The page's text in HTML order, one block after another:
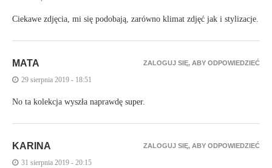
Ciekawe zdjęcia, mi się podobają, zarówno klimat zdjęć jak i stylizacje.
MATA
29 sierpnia 2019 - 18:51
No ta kolekcja wyszła naprawdę super.
ZALOGUJ SIĘ, ABY ODPOWIEDZIEĆ
KARINA
31 sierpnia 2019 - 20:15
ZALOGUJ SIĘ, ABY ODPOWIEDZIEĆ